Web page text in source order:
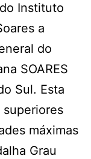
Instituto
a
do
SOARES
Sul. Esta
máximas
Grau